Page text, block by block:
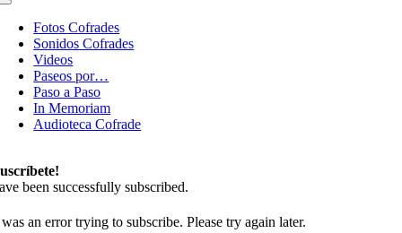
Toggle
NavigationFotos Cofrades
Sonidos Cofrades
Videos
Paseos por…
Paso a Paso
In Memoriam
Audioteca Cofrade
been successfully subscribed.
an error trying to subscribe. Please try again later.